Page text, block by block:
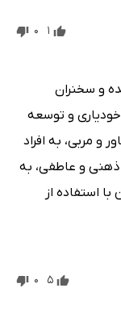
1
0
و سخنران
و توسعه
مربی، به افراد
ذهنی و عاطفی، به
استفاده از
5
0